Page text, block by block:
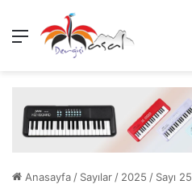
Menü
Anasayfa / Sayılar / 2025 / Sayı 25